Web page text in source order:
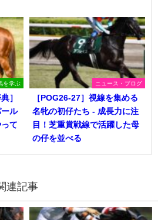
を学ぶ
］
ル
て
ニュース・ブログ
［POG26-27］視線を集める
名牝の初仔たち - 成長力に注
目！芝重賞戦線で活躍した母
の仔を並べる
連記事